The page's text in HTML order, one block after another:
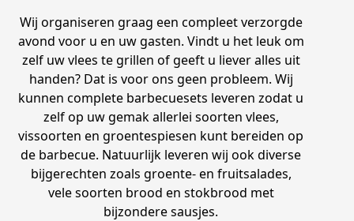
Wij organiseren graag een compleet verzorgde
avond voor u en uw gasten. Vindt u het leuk om
zelf uw vlees te grillen of geeft u liever alles uit
handen? Dat is voor ons geen probleem. Wij
kunnen complete barbecuesets leveren zodat u
zelf op uw gemak allerlei soorten vlees,
vissoorten en groentespiesen kunt bereiden op
de barbecue. Natuurlijk leveren wij ook diverse
bijgerechten zoals groente- en fruitsalades,
vele soorten brood en stokbrood met
bijzondere sausjes.